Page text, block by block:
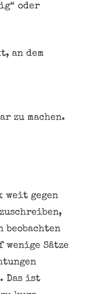
oder
an dem
zu machen.
weit gegen
wenige Sätze
Das ist